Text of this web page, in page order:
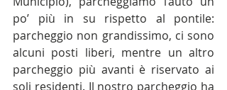
po’ più in su rispetto al pontile:
parcheggio non grandissimo, ci sono
alcuni posti liberi, mentre un altro
parcheggio più avanti è riservato ai
soli residenti. Il nostro parcheggio ha